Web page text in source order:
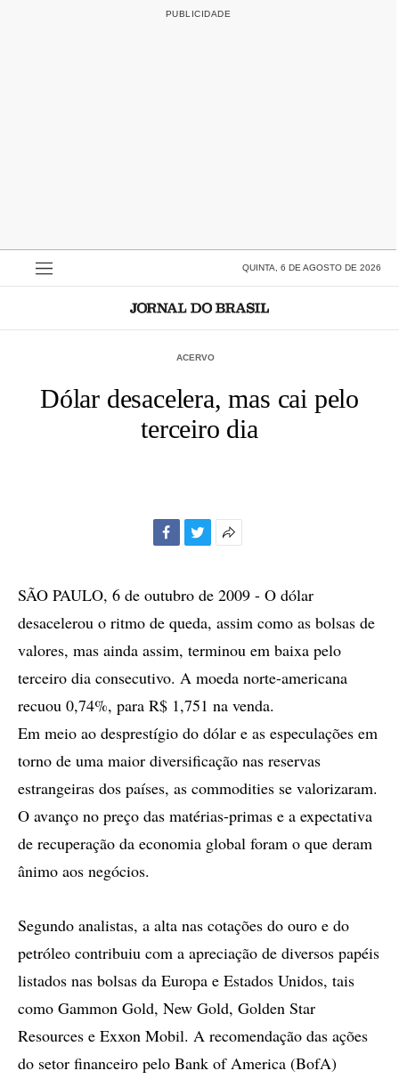
QUINTA, 6 DE AGOSTO DE 2026
ACERVO
Dólar desacelera, mas cai pelo
terceiro dia
compartilhamento
SÃO PAULO, 6 de outubro de 2009 - O dólar
desacelerou o ritmo de queda, assim como as bolsas de
valores, mas ainda assim, terminou em baixa pelo
terceiro dia consecutivo. A moeda norte-americana
recuou 0,74%, para R$ 1,751 na venda.
Em meio ao desprestígio do dólar e as especulações em
torno de uma maior diversificação nas reservas
estrangeiras dos países, as commodities se valorizaram.
O avanço no preço das matérias-primas e a expectativa
de recuperação da economia global foram o que deram
ânimo aos negócios.
Segundo analistas, a alta nas cotações do ouro e do
petróleo contribuiu com a apreciação de diversos papéis
listados nas bolsas da Europa e Estados Unidos, tais
como Gammon Gold, New Gold, Golden Star
Resources e Exxon Mobil. A recomendação das ações
do setor financeiro pelo Bank of America (BofA)